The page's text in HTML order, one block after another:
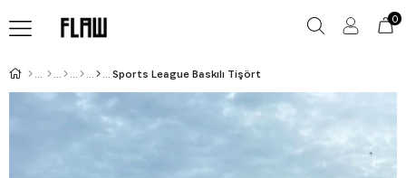
0
Sports League Baskılı Tişört